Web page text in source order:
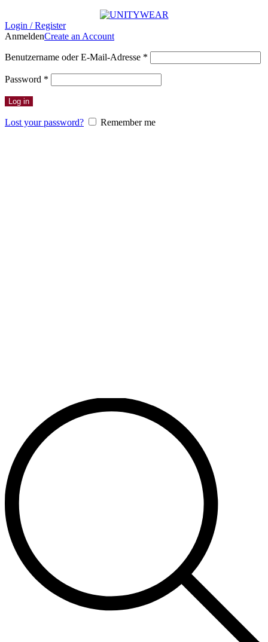
Login / Register
AnmeldenCreate an Account
Benutzername oder E-Mail-Adresse *
Password *
Log in
Lost your password? Remember me